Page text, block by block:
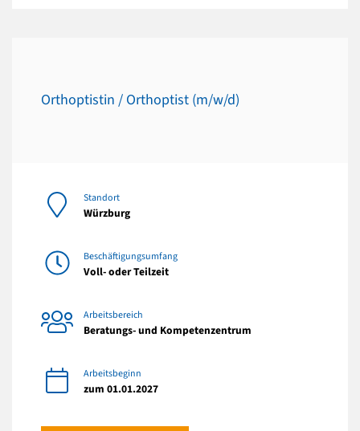
Orthoptistin / Orthoptist (m/w/d)
Standort
Würzburg
Beschäftigungsumfang
Voll- oder Teilzeit
Arbeitsbereich
Beratungs- und Kompetenzentrum
Arbeitsbeginn
zum 01.01.2027